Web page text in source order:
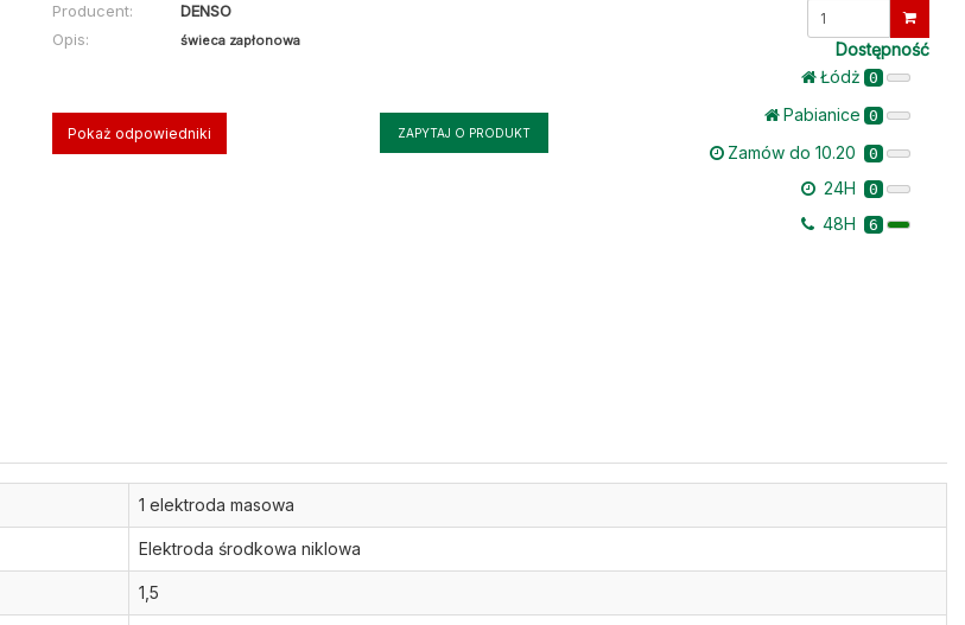
Producent:
DENSO
Opis:
świeca zapłonowa
Pokaż odpowiedniki ZAPYTAJ O PRODUKT
Dostępność
Łódż 0
Pabianice 0
Zamów do 10.20 0
24H 0
48H 6
1 elektroda masowa
Elektroda środkowa niklowa
1,5